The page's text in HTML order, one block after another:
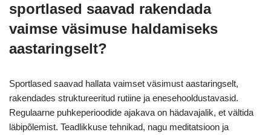
sportlased saavad rakendada
vaimse väsimuse haldamiseks
aastaringselt?
Sportlased saavad hallata vaimset väsimust aastaringselt,
rakendades struktureeritud rutiine ja enesehooldustavasid.
Regulaarne puhkeperioodide ajakava on hädavajalik, et vältida
läbipõlemist. Teadlikkuse tehnikad, nagu meditatsioon ja